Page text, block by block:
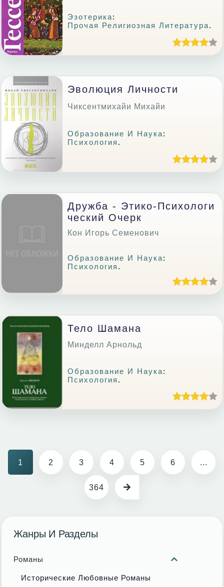
Эзотерика:
Прочая Религиозная Литература.
Эволюция Личности
Чиксентмихайи Михайи
Образование И Наука:
Психология .
Дружба - Этико-Психологи
Ческий Очерк
Кон Игорь Семенович
Образование И Наука:
Психология .
Тело Шамана
Минделл Арнольд
Образование И Наука:
Психология .
1 2 3 4 5 6 ...
364
Жанры И Разделы
Романы
Исторические Любовные Романы